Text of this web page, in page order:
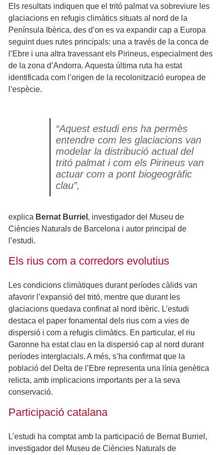
Els resultats indiquen que el tritó palmat va sobreviure les
glaciacions en refugis climàtics situats al nord de la
Península Ibèrica, des d’on es va expandir cap a Europa
seguint dues rutes principals: una a través de la conca de
l’Ebre i una altra travessant els Pirineus, especialment des
de la zona d’Andorra. Aquesta última ruta ha estat
identificada com l’origen de la recolonització europea de
l’espècie.
“Aquest estudi ens ha permès
entendre com les glaciacions van
modelar la distribució actual del
tritó palmat i com els Pirineus van
actuar com a pont biogeogràfic
clau”,
explica Bernat Burriel , investigador del Museu de
Ciències Naturals de Barcelona i autor principal de
l’estudi.
Els rius com a corredors evolutius
Les condicions climàtiques durant períodes càlids van
afavorir l’expansió del tritó, mentre que durant les
glaciacions quedava confinat al nord ibèric. L’estudi
destaca el paper fonamental dels rius com a vies de
dispersió i com a refugis climàtics. En particular, el riu
Garonne ha estat clau en la dispersió cap al nord durant
períodes interglacials. A més, s’ha confirmat que la
població del Delta de l’Ebre representa una línia genètica
relicta, amb implicacions importants per a la seva
conservació.
Participació catalana
L’estudi ha comptat amb la participació de Bernat Burriel,
investigador del Museu de Ciències Naturals de